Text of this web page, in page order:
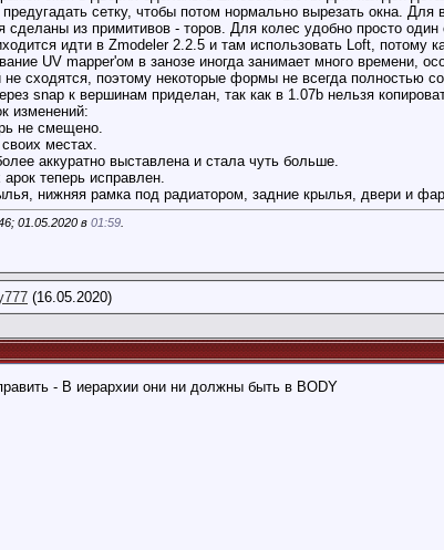
сетку, чтобы потом нормально вырезать окна.
из примитивов - торов. Для колес удобно просто
идти в Zmodeler 2.2.5 и там использовать Loft, потому
UV mapper'ом в занозе иногда занимает много времени,
не сходятся, поэтому некоторые формы не всегда полностью
snap к вершинам приделан, так как в 1.07b нельзя
изменений:
не смещено.
местах.
аккуратно выставлена и стала чуть больше.
теперь исправлен.
нижняя рамка под радиатором, задние крылья, двери и
01.05.2020 в 01:59
(16.05.2020)
- В иерархии они ни должны быть в BODY